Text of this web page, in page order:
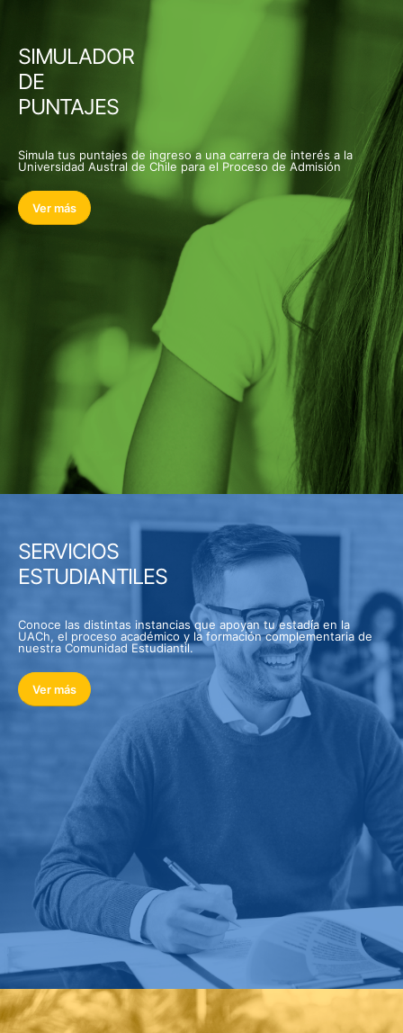
SIMULADOR
DE
PUNTAJES
Simula tus puntajes de ingreso a una carrera de interés a la
Universidad Austral de Chile para el Proceso de Admisión
Ver más
SERVICIOS
ESTUDIANTILES
Conoce las distintas instancias que apoyan tu estadía en la
UACh, el proceso académico y la formación complementaria de
nuestra Comunidad Estudiantil.
Ver más